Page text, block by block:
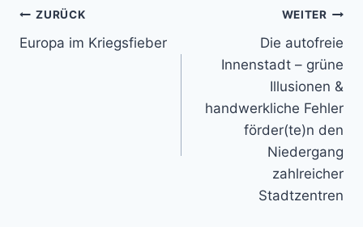
Beitragsnavigation
ZURÜCK
Europa im Kriegsfieber
WEITER
Die autofreie
Innenstadt – grüne
Illusionen &
handwerkliche Fehler
förder(te)n den
Niedergang
zahlreicher
Stadtzentren